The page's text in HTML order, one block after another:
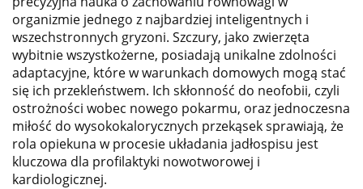
organizmie jednego z najbardziej inteligentnych i
wszechstronnych gryzoni. Szczury, jako zwierzęta
wybitnie wszystkożerne, posiadają unikalne zdolności
adaptacyjne, które w warunkach domowych mogą stać
się ich przekleństwem. Ich skłonność do neofobii, czyli
ostrożności wobec nowego pokarmu, oraz jednoczesna
miłość do wysokokalorycznych przekąsek sprawiają, że
rola opiekuna w procesie układania jadłospisu jest
kluczowa dla profilaktyki nowotworowej i
kardiologicznej.